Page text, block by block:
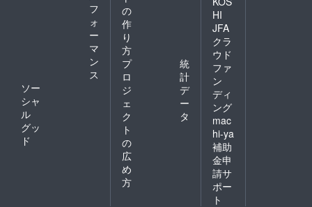
フ
ォ
ー
マ
ン
ス
ソー
シャ
ル
グッ
ド
の
作
り
方
プ
ロ
ジ
ェ
ク
ト
の
広
め
方
統
計
デ
ー
タ
HI
JFA
クラ
ウド
ファ
ン
ディ
ング
mac
hi-ya
補助
金申
請サ
ポー
ト